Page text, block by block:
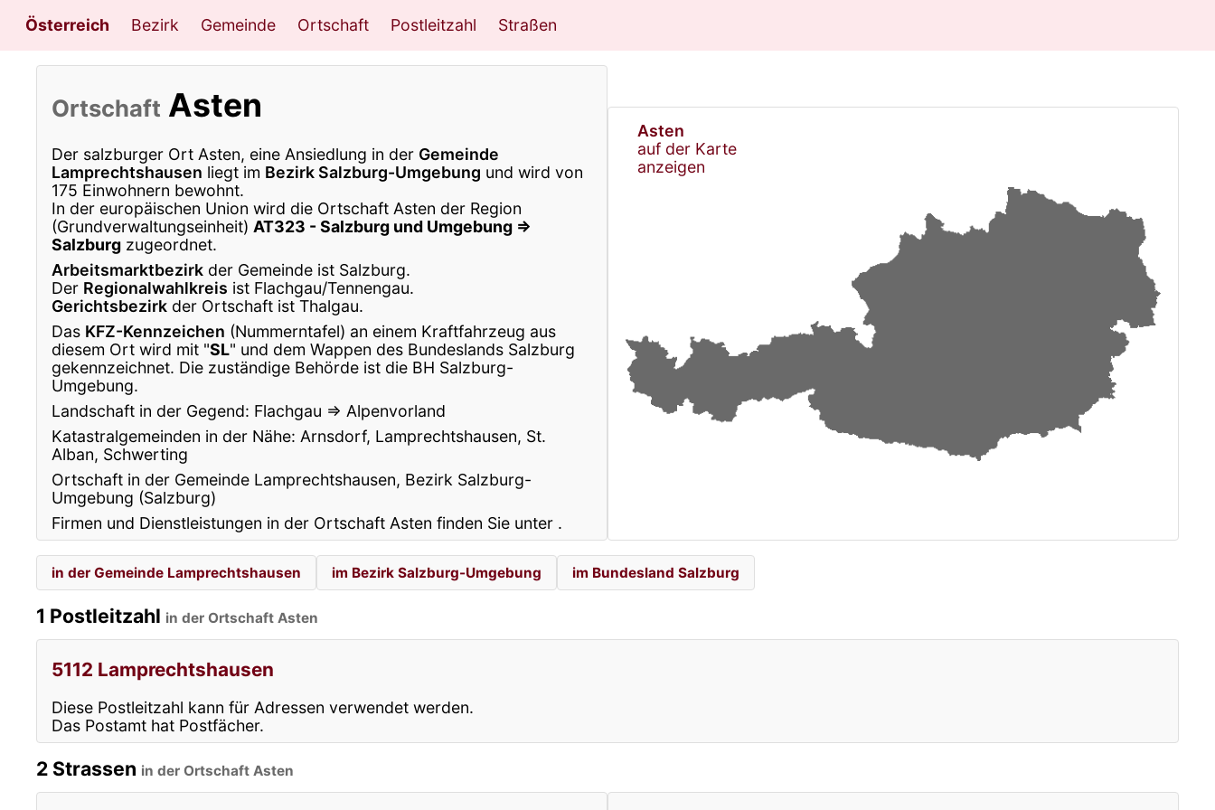
Österreich Bezirk Gemeinde Ortschaft Postleitzahl Straßen
Ortschaft Asten
Der salzburger Ort Asten, eine Ansiedlung in der Gemeinde
Lamprechtshausen liegt im Bezirk Salzburg-Umgebung und wird von
175 Einwohnern bewohnt.
In der europäischen Union wird die Ortschaft Asten der Region
(Grundverwaltungseinheit) AT323 - Salzburg und Umgebung ⇒
Salzburg zugeordnet.
Arbeitsmarktbezirk der Gemeinde ist Salzburg.
Der Regionalwahlkreis ist Flachgau/Tennengau.
Gerichtsbezirk der Ortschaft ist Thalgau.
Das KFZ-Kennzeichen (Nummerntafel) an einem Kraftfahrzeug aus
diesem Ort wird mit "SL" und dem Wappen des Bundeslands Salzburg
gekennzeichnet. Die zuständige Behörde ist die BH Salzburg-
Umgebung.
Landschaft in der Gegend: Flachgau ⇒ Alpenvorland
Katastralgemeinden in der Nähe: Arnsdorf, Lamprechtshausen, St.
Alban, Schwerting
Ortschaft in der Gemeinde Lamprechtshausen, Bezirk Salzburg-
Umgebung (Salzburg)
Firmen und Dienstleistungen in der Ortschaft Asten finden Sie unter .
Asten
auf der Karte
anzeigen
in der Gemeinde Lamprechtshausen im Bezirk Salzburg-Umgebung im Bundesland Salzburg
1 Postleitzahl in der Ortschaft Asten
5112 Lamprechtshausen
Diese Postleitzahl kann für Adressen verwendet werden.
Das Postamt hat Postfächer.
2 Strassen in der Ortschaft Asten